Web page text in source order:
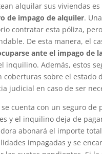
alquilar sus viviendas
de impago de alquiler.
contratar esta póliza,
De esta manera, el
ante el impago de
inquilino. Además, estos
coberturas sobre el estado
judicial en caso de ser
se cuenta con un seguro de
y el inquilino deja de
abonará el importe
impagadas y se